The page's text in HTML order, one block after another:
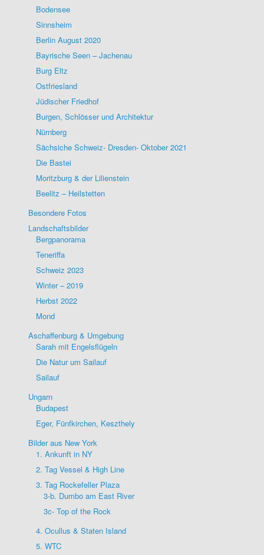
Bodensee
Sinnsheim
Berlin August 2020
Bayrische Seen – Jachenau
Burg Eltz
Ostfriesland
Jüdischer Friedhof
Burgen, Schlösser und Architektur
Nürnberg
Sächsiche Schweiz- Dresden- Oktober 2021
Die Bastei
Moritzburg & der Lilienstein
Beelitz – Heilstetten
Besondere Fotos
Landschaftsbilder
Bergpanorama
Teneriffa
Schweiz 2023
Winter – 2019
Herbst 2022
Mond
Aschaffenburg & Umgebung
Sarah mit Engelsflügeln
Die Natur um Sailauf
Sailauf
Ungarn
Budapest
Eger, Fünfkirchen, Keszthely
Bilder aus New York
1. Ankunft in NY
2. Tag Vessel & High Line
3. Tag Rockefeller Plaza
3-b. Dumbo am East River
3c- Top of the Rock
4. Ocullus & Staten Island
5. WTC